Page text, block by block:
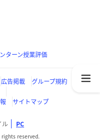
ターン授業評価
広告掲載
グループ規約
サイトマップ
ル PC
reserved.